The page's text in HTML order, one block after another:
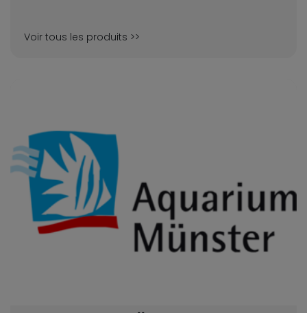
Voir tous les produits >>